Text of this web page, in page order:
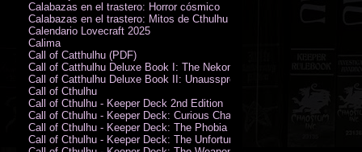
Calabazas en el trastero: Horror cósmico
Calabazas en el trastero: Mitos de Cthulhu
Calendario Lovecraft 2025
Calima
Call of Catthulhu (PDF)
Call of Catthulhu Deluxe Book I: The Nekonomikon
Call of Catthulhu Deluxe Book II: Unaussprechlichen Katzen
Call of Cthulhu
Call of Cthulhu - Keeper Deck 2nd Edition
Call of Cthulhu - Keeper Deck: Curious Charecter Deck
Call of Cthulhu - Keeper Deck: The Phobia Deck
Call of Cthulhu - Keeper Deck: The Unfortunate Events Deck